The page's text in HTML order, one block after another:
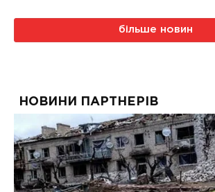
більше новин